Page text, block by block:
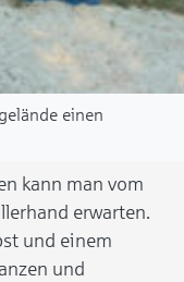
einen
kann man vom
erwarten.
und einem
und